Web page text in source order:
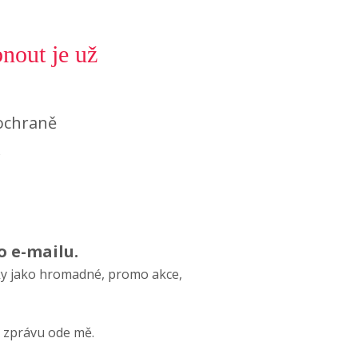
je už
e-mailu.
jako hromadné, promo akce,
ode mě.